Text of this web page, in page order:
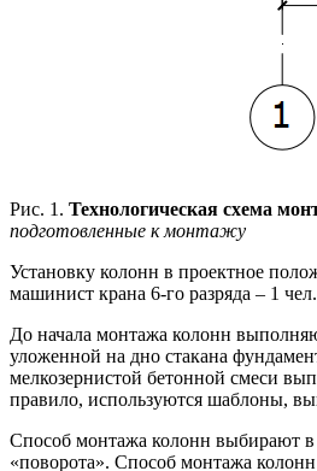
Рис. 1. Технологическая схема
подготовленные к монтажу
Установку колонн в проектное
машинист крана 6-го разряда – 1 чел.
До начала монтажа колонн
уложенной на дно стакана
мелкозернистой бетонной смеси
правило, используются шаблоны,
Способ монтажа колонн выбирают
«поворота». Способ монтажа